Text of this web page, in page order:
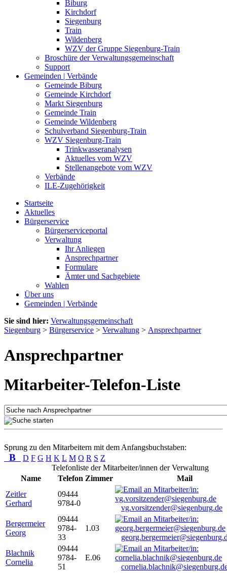
Biburg
Kirchdorf
Siegenburg
Train
Wildenberg
WZV der Gruppe Siegenburg-Train
Broschüre der Verwaltungsgemeinschaft
Support
Gemeinden | Verbände
Gemeinde Biburg
Gemeinde Kirchdorf
Markt Siegenburg
Gemeinde Train
Gemeinde Wildenberg
Schulverband Siegenburg-Train
WZV Siegenburg-Train
Trinkwasseranalysen
Aktuelles vom WZV
Stellenangebote vom WZV
Verbände
ILE-Zugehörigkeit
Startseite
Aktuelles
Bürgerservice
Bürgerserviceportal
Verwaltung
Ihr Anliegen
Ansprechpartner
Formulare
Ämter und Sachgebiete
Wahlen
Über uns
Gemeinden | Verbände
Sie sind hier: Verwaltungsgemeinschaft
Siegenburg > Bürgerservice > Verwaltung > Ansprechpartner
Ansprechpartner
Mitarbeiter-Telefon-Liste
Sprung zu den Mitarbeitern mit dem Anfangsbuchstaben:
B D F G H K L M O R S Z
Telefonliste der Mitarbeiter/innen der Verwaltung
Name
Telefon Zimmer
Mail
Zeitler
Gerhard
09444
9784-0
vg.vorsitzender@siegenburg.de
Bergermeier
Georg
09444
9784-
33
1.03
Blachnik
Cornelia
09444
9784-
51
E.06